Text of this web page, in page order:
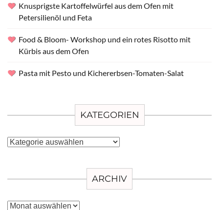
Knusprigste Kartoffelwürfel aus dem Ofen mit
Petersilienöl und Feta
Food & Bloom- Workshop und ein rotes Risotto mit
Kürbis aus dem Ofen
Pasta mit Pesto und Kichererbsen-Tomaten-Salat
KATEGORIEN
Kategorien
ARCHIV
Archiv